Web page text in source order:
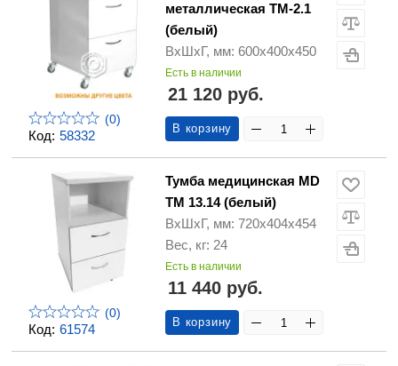
Код: 58332
(0)
металлическая ТМ-2.1
(белый)
ВхШхГ, мм: 600х400х450
Есть в наличии
21 120 руб.
В корзину
Код: 61574
(0)
Тумба медицинская MD
ТМ 13.14 (белый)
ВхШхГ, мм: 720х404х454
Вес, кг: 24
Есть в наличии
11 440 руб.
В корзину